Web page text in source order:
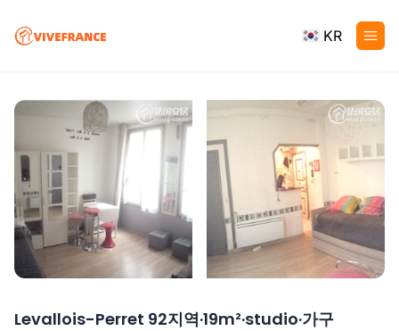
KR
Levallois-Perret 92지역·19m²·studio·가구